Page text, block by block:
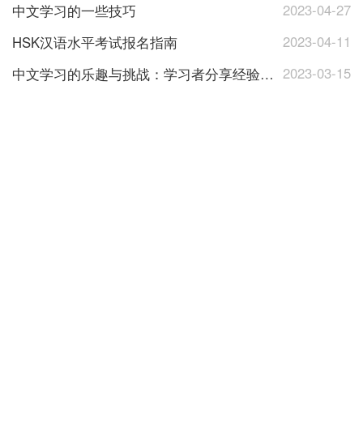
中文学习的一些技巧
2023-04-27
HSK汉语水平考试报名指南
2023-04-11
中文学习的乐趣与挑战：学习者分享经验与心得 2023-03-15